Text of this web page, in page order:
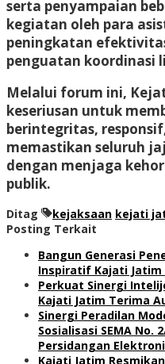
serta penyampaian
kegiatan oleh para
peningkatan
penguatan koordinasi
Melalui forum ini,
keseriusan untuk
berintegritas,
memastikan seluruh
dengan menjaga
publik.
Ditag kejaksaan kejati
Posting Terkait
Bangun Generasi
Inspiratif Kajati Jatim
Perkuat Sinergi
Kajati Jatim Terima
Sinergi Peradilan
Sosialisasi SEMA No.
Persidangan
Kajati Jatim